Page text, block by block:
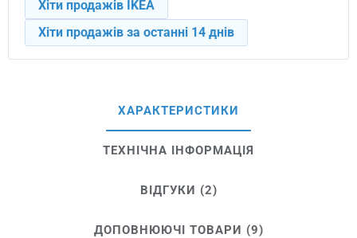
Хіти продажів IKEA
Хіти продажів за останні 14 днів
ХАРАКТЕРИСТИКИ
ТЕХНІЧНА ІНФОРМАЦІЯ
ВІДГУКИ (2)
ДОПОВНЮЮЧІ ТОВАРИ (9)